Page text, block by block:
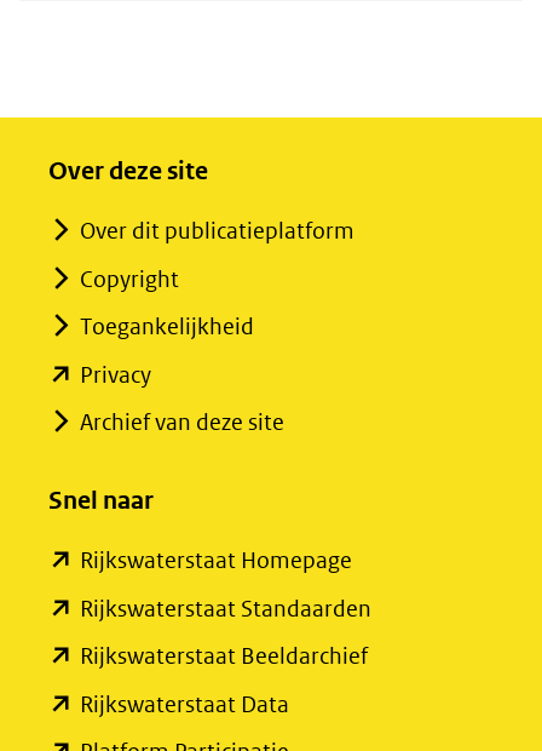
Over deze site
Over dit publicatieplatform
Copyright
Toegankelijkheid
Privacy(opent
in
venster)
naar
een
andere
Archief van deze site
Snel naar
Rijkswaterstaat Homepage
in
Rijkswaterstaat Standaarden
Rijkswaterstaat Beeldarchief(opent
Rijkswaterstaat Data